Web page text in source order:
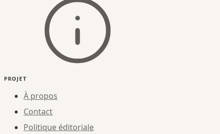
PROJET
À propos
Contact
Politique éditoriale